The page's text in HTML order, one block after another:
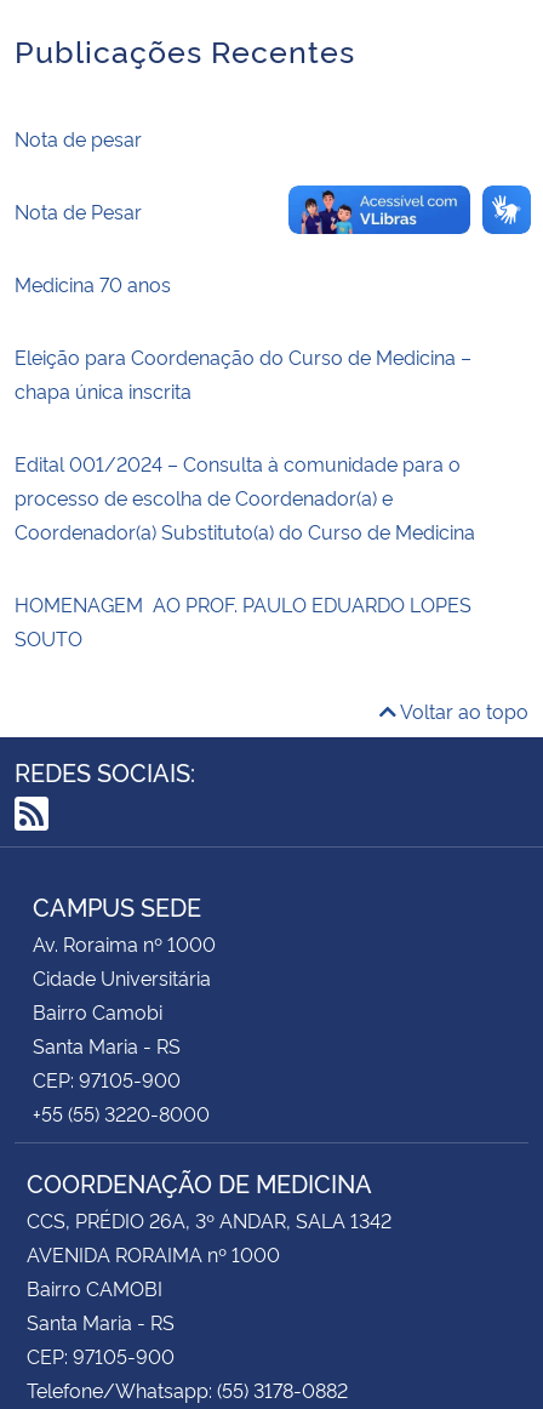
Publicações Recentes
Nota de pesar
Nota de Pesar
Medicina 70 anos
Eleição para Coordenação do Curso de Medicina –
chapa única inscrita
Edital 001/2024 – Consulta à comunidade para o
processo de escolha de Coordenador(a) e
Coordenador(a) Substituto(a) do Curso de Medicina
HOMENAGEM AO PROF. PAULO EDUARDO LOPES
SOUTO
Voltar ao topo
REDES SOCIAIS:
RSS
CAMPUS SEDE
Av. Roraima nº 1000
Cidade Universitária
Bairro Camobi
Santa Maria - RS
CEP: 97105-900
+55 (55) 3220-8000
COORDENAÇÃO DE MEDICINA
CCS, PRÉDIO 26A, 3º ANDAR, SALA 1342
AVENIDA RORAIMA nº 1000
Bairro CAMOBI
Santa Maria - RS
CEP: 97105-900
Telefone/Whatsapp: (55) 3178-0882